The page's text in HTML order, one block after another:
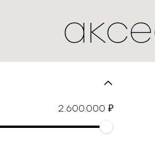
2.600.000 ₽